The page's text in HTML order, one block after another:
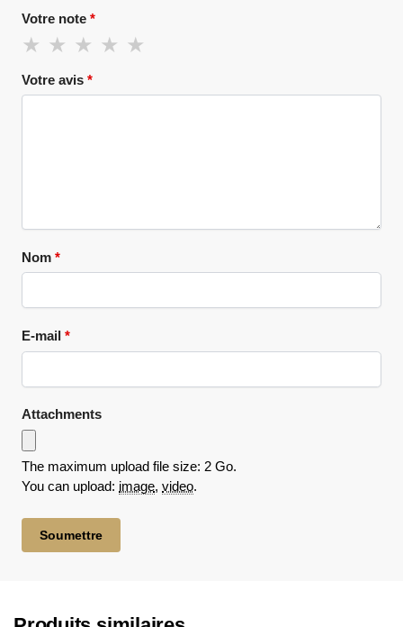
Votre note *
Votre avis *
Nom *
E-mail *
Attachments
The maximum upload file size: 2 Go.
You can upload: image, video.